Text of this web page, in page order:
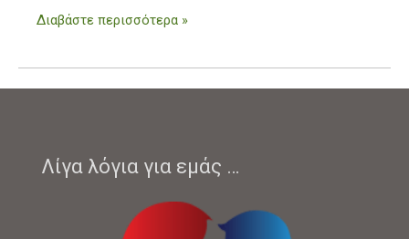
Διαβάστε περισσότερα »
Λίγα λόγια για εμάς …